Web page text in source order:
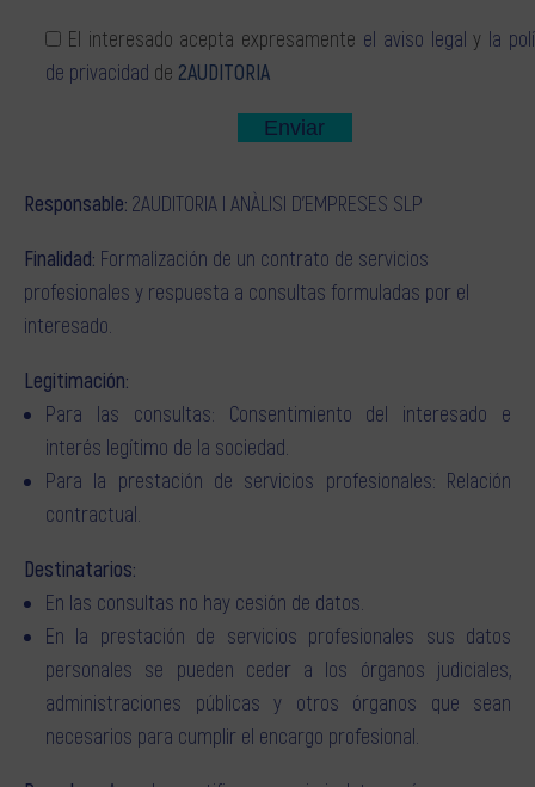
El interesado acepta expresamente el aviso legal y la
de privacidad de 2AUDITORIA
Responsable 2AUDITORIA I ANÀLISI D'EMPRESES SLP
Finalidad Formalización de un contrato de servicios
profesionales y respuesta a consultas formuladas por el
interesado.
Legitimación
Para las consultas: Consentimiento del interesado e
interés legítimo de la sociedad.
Para la prestación de servicios profesionales: Relación
contractual.
Destinatarios
En las consultas no hay cesión de datos.
En la prestación de servicios profesionales sus datos
personales se pueden ceder a los órganos judiciales,
administraciones públicas y otros órganos que sean
necesarios para cumplir el encargo profesional.